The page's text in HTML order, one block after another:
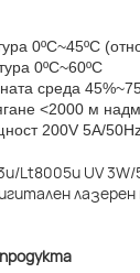
0ºC~45ºC
0ºC~60ºC
среда
<2000 м
200V 5A/